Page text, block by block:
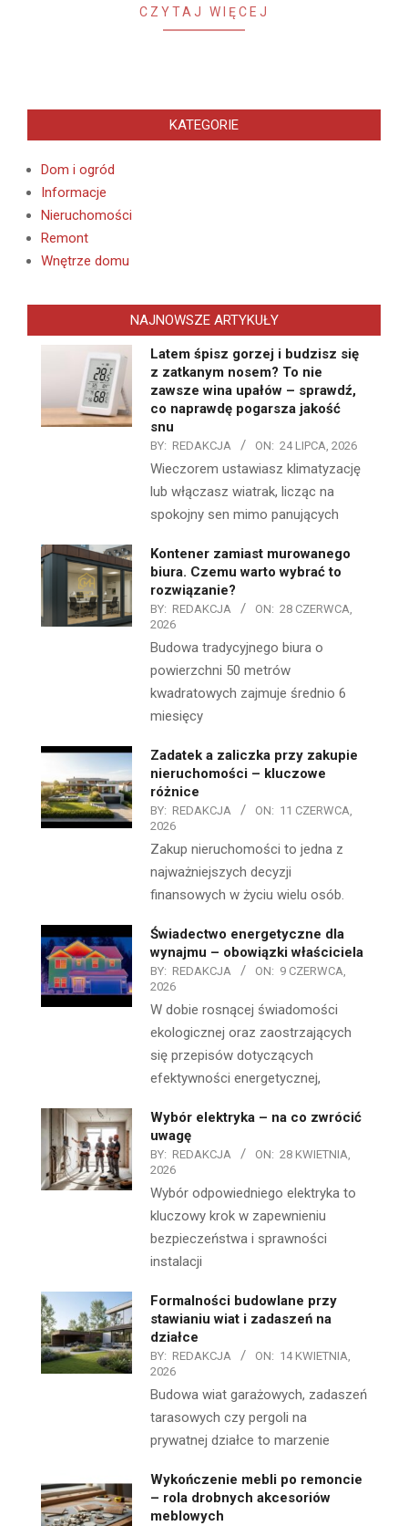
CZYTAJ WIĘCEJ
KATEGORIE
Dom i ogród
Informacje
Nieruchomości
Remont
Wnętrze domu
NAJNOWSZE ARTYKUŁY
Latem śpisz gorzej i budzisz się
z zatkanym nosem? To nie
zawsze wina upałów – sprawdź,
co naprawdę pogarsza jakość
snu
BY: REDAKCJA ON: 24 LIPCA, 2026
Wieczorem ustawiasz klimatyzację
lub włączasz wiatrak, licząc na
spokojny sen mimo panujących
Kontener zamiast murowanego
biura. Czemu warto wybrać to
rozwiązanie?
BY: REDAKCJA ON: 28 CZERWCA,
2026
Budowa tradycyjnego biura o
powierzchni 50 metrów
kwadratowych zajmuje średnio 6
miesięcy
Zadatek a zaliczka przy zakupie
nieruchomości – kluczowe
różnice
BY: REDAKCJA ON: 11 CZERWCA,
2026
Zakup nieruchomości to jedna z
najważniejszych decyzji
finansowych w życiu wielu osób.
Świadectwo energetyczne dla
wynajmu – obowiązki właściciela
BY: REDAKCJA ON: 9 CZERWCA,
2026
W dobie rosnącej świadomości
ekologicznej oraz zaostrzających
się przepisów dotyczących
efektywności energetycznej,
Wybór elektryka – na co zwrócić
uwagę
BY: REDAKCJA ON: 28 KWIETNIA,
2026
Wybór odpowiedniego elektryka to
kluczowy krok w zapewnieniu
bezpieczeństwa i sprawności
instalacji
Formalności budowlane przy
stawianiu wiat i zadaszeń na
działce
BY: REDAKCJA ON: 14 KWIETNIA,
2026
Budowa wiat garażowych, zadaszeń
tarasowych czy pergoli na
prywatnej działce to marzenie
Wykończenie mebli po remoncie
– rola drobnych akcesoriów
meblowych